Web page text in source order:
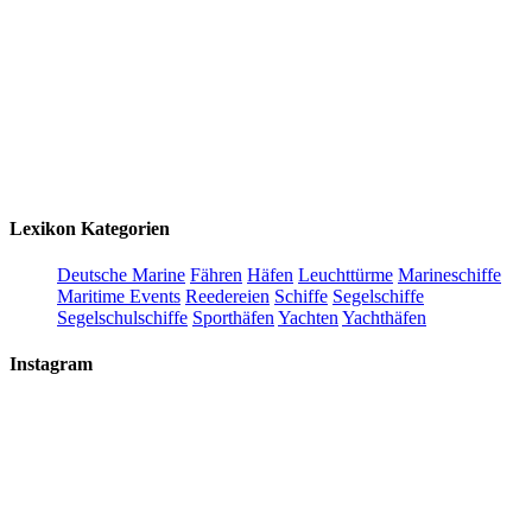
Lexikon Kategorien
Deutsche Marine Fähren Häfen Leuchttürme Marineschiffe
Maritime Events Reedereien Schiffe Segelschiffe
Segelschulschiffe Sporthäfen Yachten Yachthäfen
Instagram